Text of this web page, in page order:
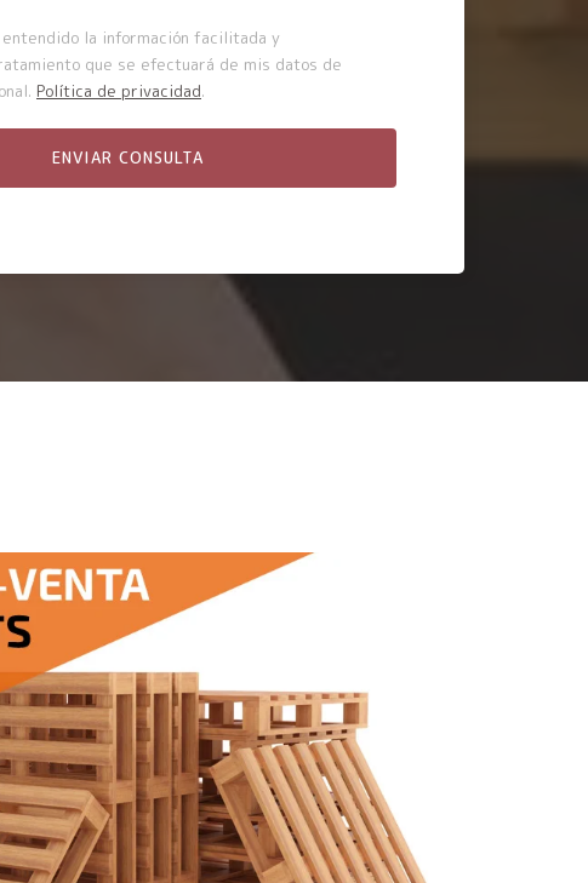
entendido la información facilitada y
que se efectuará de mis datos de
Política de privacidad.